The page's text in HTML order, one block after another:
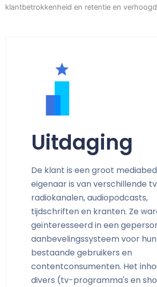
klantbetrokkenheid en retentie en
Uitdaging
De klant is een groot
eigenaar is van verschillende
radiokanalen, audiopodcasts,
tijdschriften en kranten. Ze
geïnteresseerd in een
aanbevelingssysteem voor hun
bestaande gebruikers en
contentconsumenten. Het
divers (tv-programma's en